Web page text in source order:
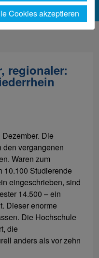
regionaler:
Die
vergangenen
Waren zum
10.100 Studierende
eingeschrieben, sind
14.500 – ein
Dieser enorme
Die Hochschule
die
anders als vor zehn
Cookies akzeptieren